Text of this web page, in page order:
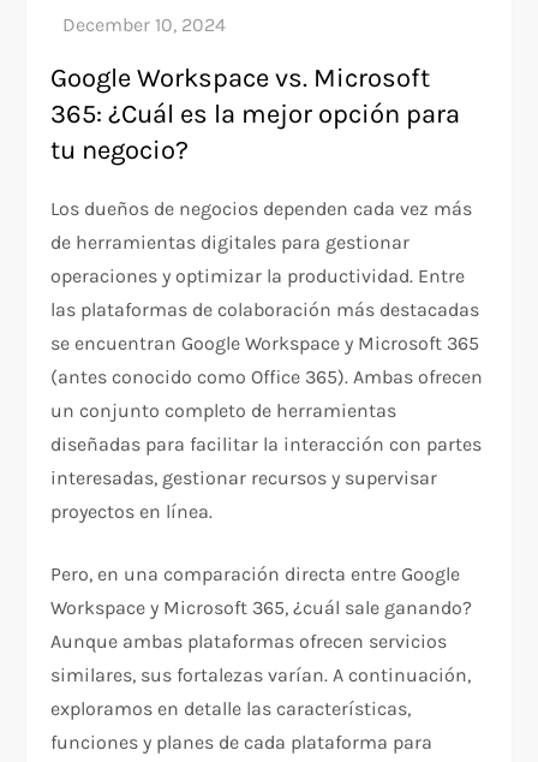
Google Workspace vs. Microsoft
365: ¿Cuál es la mejor opción para
tu negocio?
Los dueños de negocios dependen cada vez más
de herramientas digitales para gestionar
operaciones y optimizar la productividad. Entre
las plataformas de colaboración más destacadas
se encuentran Google Workspace y Microsoft 365
(antes conocido como Office 365). Ambas ofrecen
un conjunto completo de herramientas
diseñadas para facilitar la interacción con partes
interesadas, gestionar recursos y supervisar
proyectos en línea.
Pero, en una comparación directa entre Google
Workspace y Microsoft 365, ¿cuál sale ganando?
Aunque ambas plataformas ofrecen servicios
similares, sus fortalezas varían. A continuación,
exploramos en detalle las características,
funciones y planes de cada plataforma para